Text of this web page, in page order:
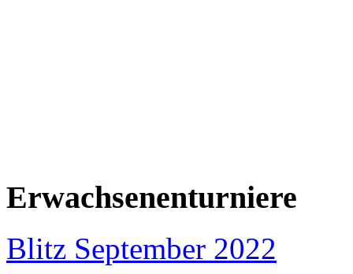
Erwachsenenturniere
Blitz September 2022